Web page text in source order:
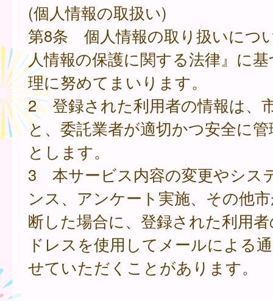
(個人情報の取扱い)
第8条 個人情報の取り扱いにつ
人情報の保護に関する法律』に
理に努めてまいります。
2 登録された利用者の情報は、
と、委託業者が適切かつ安全に
とします。
3 本サービス内容の変更やシス
ンス、アンケート実施、その他
断した場合に、登録された利用
ドレスを使用してメールによる
せていただくことがあります。